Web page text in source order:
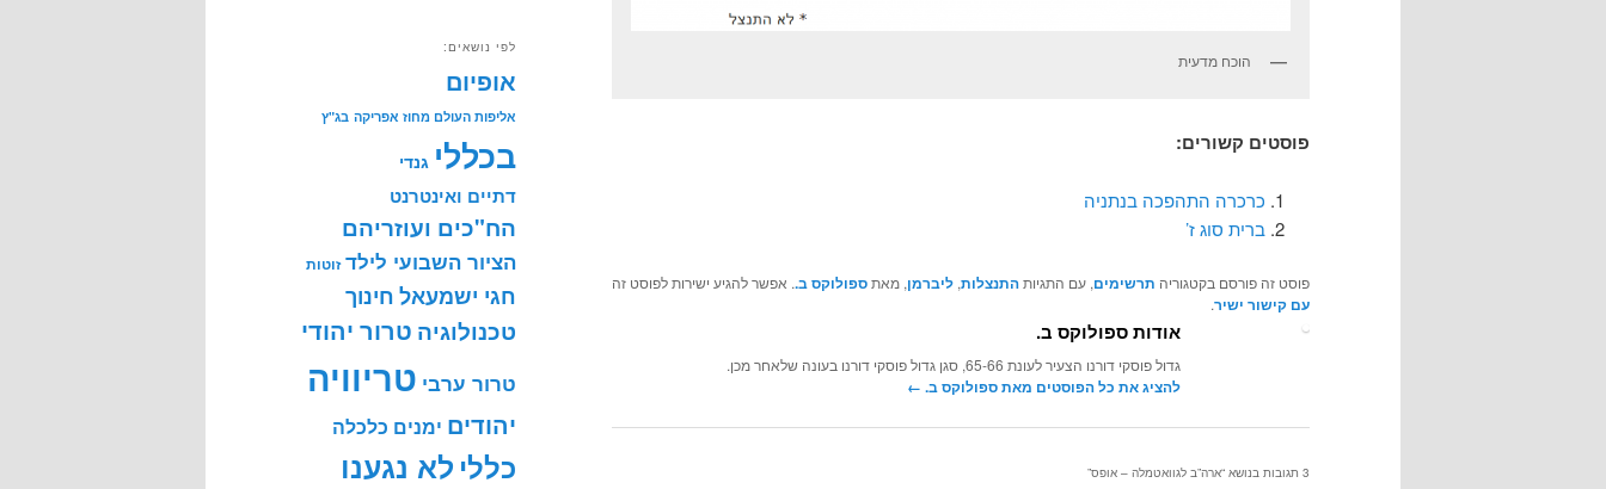
הוכח מדעית
פוסטים קשורים:
כרכרה התהפכה בנתניה
ברית סוג ז’
פוסט זה פורסם בקטגוריה תרשימים, עם התגיותהתנצלות, ליברמן, מאתספולוקס ב.. אפשר להגיע ישירות לפוסט זה
עם קישור ישיר.
אודות ספולוקס ב.
גדול פוסקי דורנו הצעיר לעונת 65-66, סגן גדול פוסקי דורנו בעונה שלאחר מכן.
להציג את כל הפוסטים מאת ספולוקס ב.‏ ←
3 תגובות בנושא “ ארה”ב לגוואטמלה – אופס”
לפי נושאים:
אופיום
אליפות העולם מחוז אפריקה בג"ץ
בכללי גנדי
דתיים ואינטרנט
הח"כים ועוזריהם
הציור השבועי לילד זוטות
חגי ישמעאל חינוך
טכנולוגיה טרור יהודי
טרור ערבי טריוויה
יהודים ימנים כלכלה
כללי לא נגענו